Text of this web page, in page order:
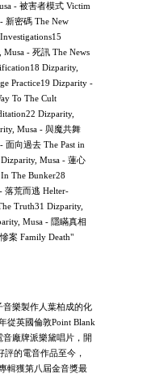
- 被害者模式 Victim
新密碼 The New
- 死訊 The News
Dizparity,
Practice19 Dizparity -
To The Cult
Dizparity,
Musa - 與魔共舞
面向過去 The Past in
Musa - 蓮心
The Bunker28
落荒而逃 Helter-
Truth31 Dizparity,
Musa - 隱瞞真相
案 Family Death"
音樂製作人葉柏成的化
從英國倫敦Point Blank
音廠牌派樂黛唱片，開
的電音作品至今，
輯獲第八屆金音獎最